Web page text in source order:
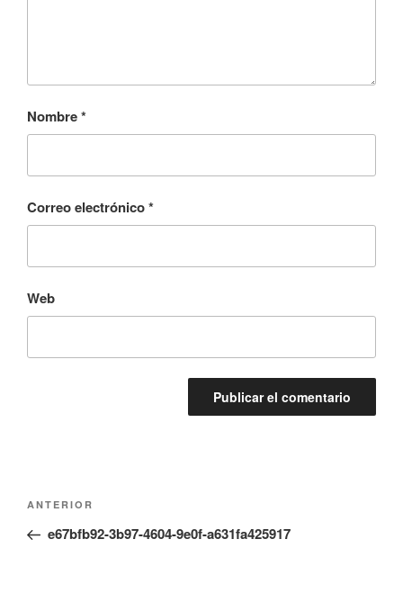
Nombre*
Correo electrónico*
Web
Navegación
entradas
Entrada
anterior:
ANTERIOR
e67bfb92-3b97-4604-9e0f-a631fa425917